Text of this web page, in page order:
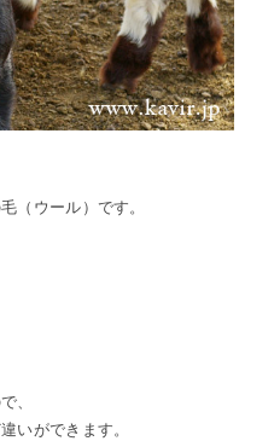
（ウール）です。
、
いができます。